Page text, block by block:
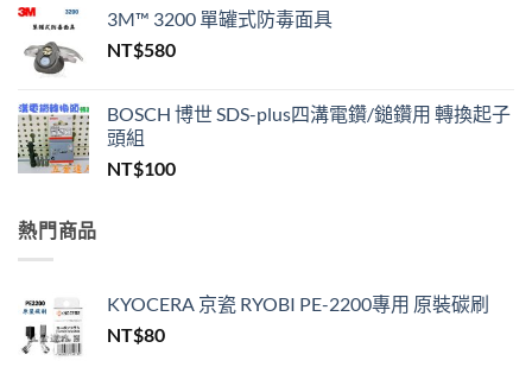
價
價
3M™ 3200 單罐式防毒面具
NT$580
BOSCH 博世 SDS-plus四溝電鑽/鎚鑽用 轉換起子
頭組
NT$100
熱門商品
KYOCERA 京瓷 RYOBI PE-2200專用 原裝碳刷
NT$80